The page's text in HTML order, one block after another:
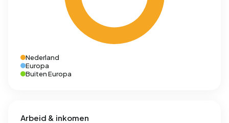
Nederland
Europa
Buiten Europa
Arbeid & inkomen